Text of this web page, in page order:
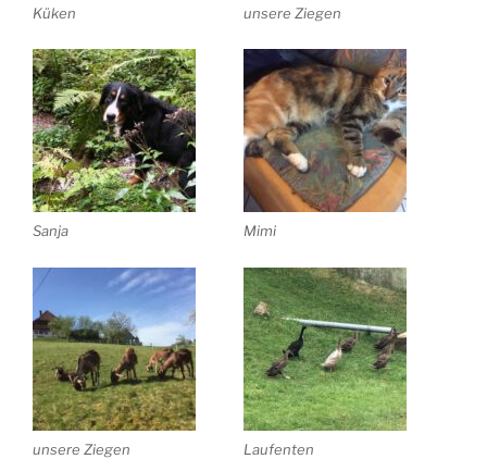
Küken unsere Ziegen
Sanja Mimi
unsere Ziegen Laufenten